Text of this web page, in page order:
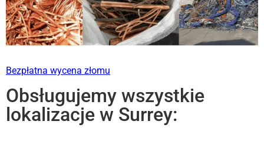
Bezpłatna wycena złomu
Obsługujemy wszystkie
lokalizacje w Surrey: